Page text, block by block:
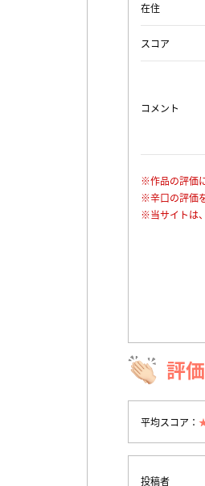
在住
スコア
コメント
※作品の評価
※辛口の評価
※当サイトは
評
平均スコア：
投稿者